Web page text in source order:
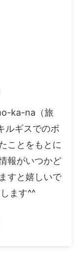
ka-na（旅
ルギスでのボ
ことをもとに
報がいつかど
すと嬉しいで
ます^^